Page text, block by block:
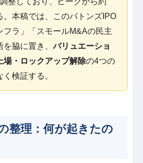
。本稿では、このバトンズIPO
フラ」「スモールM&Aの民主
を脇に置き、バリュエーショ
場・ロックアップ解除の4つの
検証する。
整理：何が起きたの